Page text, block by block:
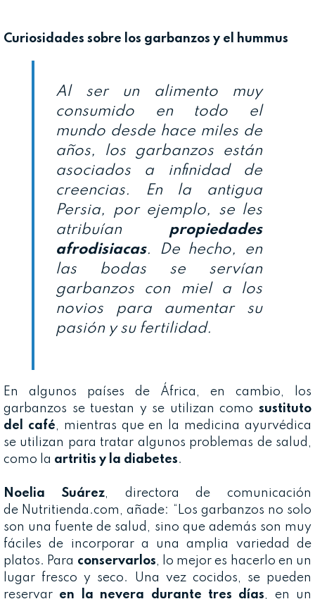
Curiosidades sobre los garbanzos y el hummus
Al ser un alimento muy
consumido en todo el
mundo desde hace miles de
años, los garbanzos están
asociados a infinidad de
creencias. En la antigua
Persia, por ejemplo, se les
atribuían propiedades
afrodisiacas. De hecho, en
las bodas se servían
garbanzos con miel a los
novios para aumentar su
pasión y su fertilidad.
En algunos países de África, en cambio, los
garbanzos se tuestan y se utilizan como sustituto
del café, mientras que en la medicina ayurvédica
se utilizan para tratar algunos problemas de salud,
como la artritis y la diabetes.
Noelia Suárez, directora de comunicación
de Nutritienda.com, añade: “Los garbanzos no solo
son una fuente de salud, sino que además son muy
fáciles de incorporar a una amplia variedad de
platos. Para conservarlos, lo mejor es hacerlo en un
lugar fresco y seco. Una vez cocidos, se pueden
reservar en la nevera durante tres días, en un